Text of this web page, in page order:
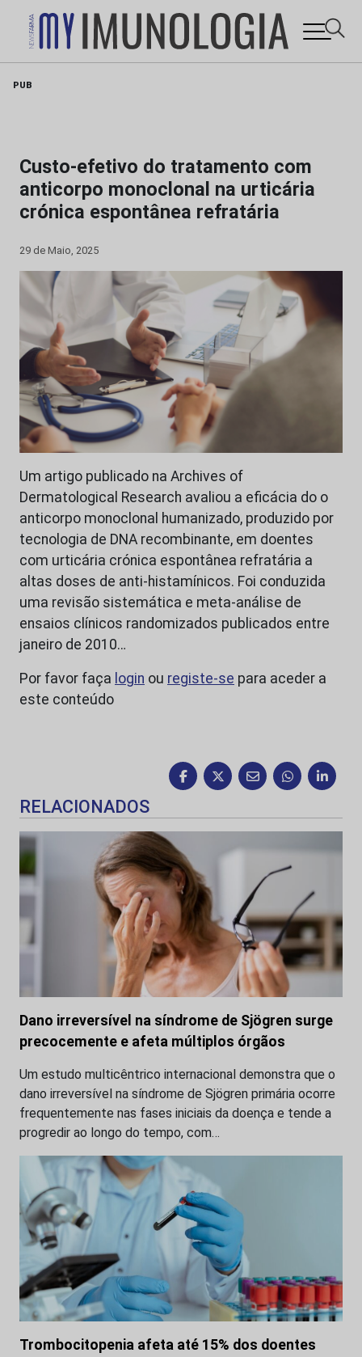
PUB
Custo-efetivo do tratamento com
anticorpo monoclonal na urticária
crónica espontânea refratária
29 de Maio, 2025
Um artigo publicado na Archives of
Dermatological Research avaliou a eficácia do o
anticorpo monoclonal humanizado, produzido por
tecnologia de DNA recombinante, em doentes
com urticária crónica espontânea refratária a
altas doses de anti-histamínicos. Foi conduzida
uma revisão sistemática e meta-análise de
ensaios clínicos randomizados publicados entre
janeiro de 2010…
Por favor faça login ou registe-se para aceder a
este conteúdo
RELACIONADOS
Dano irreversível na síndrome de Sjögren surge
precocemente e afeta múltiplos órgãos
Um estudo multicêntrico internacional demonstra que o
dano irreversível na síndrome de Sjögren primária ocorre
frequentemente nas fases iniciais da doença e tende a
progredir ao longo do tempo, com…
Trombocitopenia afeta até 15% dos doentes